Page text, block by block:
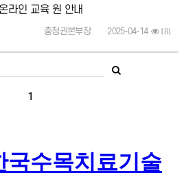
라인 교육 원 안내
충청권본부장 2025-04-14 181
1